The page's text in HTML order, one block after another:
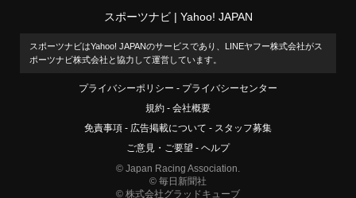
スポーツナビ Yahoo! JAPAN
スポーツナビはYahoo! JAPANのサービスであり、LINEヤフー株式会社がス
ポーツナビ株式会社と協力して運営しています。
プライバシーポリシー
プライバシーセンター
規約
会社概要
免責事項
広告掲載について
スタッフ募集
ご意見・ご要望
ヘルプ
© Japan Racing Association.
© 毎日新聞社
© 株式会社グラッドキューブ